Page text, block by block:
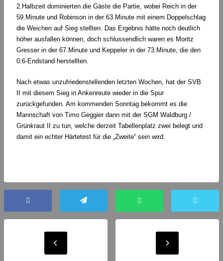
2.Halbzeit dominierten die Gäste die Partie, wobei Reich in der
59.Minute und Robinson in der 63.Minute mit einem Doppelschlag
die Weichen auf Sieg stellten. Das Ergebnis hätte noch deutlich
höher ausfallen können, doch schlussendlich waren es Moritz
Gresser in der 67.Minute und Keppeler in der 73.Minute, die den
0:6-Endstand herstellten.
Nach etwas unzufriedenstellenden letzten Wochen, hat der SVB
II mit diesem Sieg in Ankenreute wieder in die Spur
zurückgefunden. Am kommenden Sonntag bekommt es die
Mannschaft von Timo Geggier dann mit der SGM Waldburg /
Grünkraut II zu tun, welche derzeit Tabellenplatz zwei belegt und
damit ein echter Härtetest für die „Zweite“ sein wird.